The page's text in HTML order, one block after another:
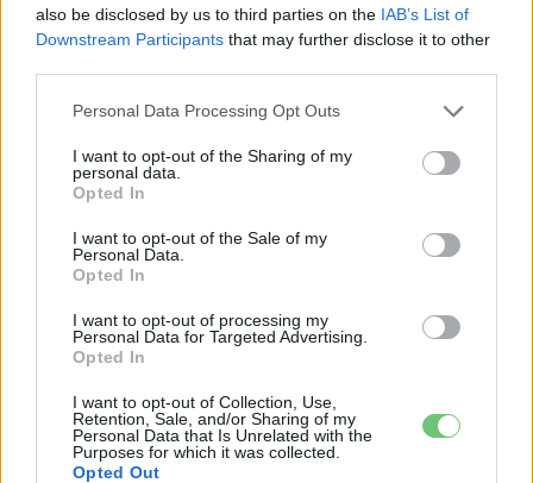
also be disclosed by us to third parties on the IAB’s List of
Downstream Participants that may further disclose it to other
Personal Data Processing Opt Outs
I want to opt-out of the Sharing of my
personal data.
Opted In
I want to opt-out of the Sale of my
Personal Data.
Opted In
I want to opt-out of processing my
Personal Data for Targeted Advertising.
Opted In
I want to opt-out of Collection, Use,
Retention, Sale, and/or Sharing of my
Personal Data that Is Unrelated with the
Purposes for which it was collected.
Opted Out
9 perc töltés, 450 kilométer hatótáv – ezzel
Dánia utolérte Norvégiát: már náluk is szinte
csak elektromos autót vesznek...
A Leapmotor átlépte a 100 ezres
2026-08-05
ok, amiért...
2026-08-04